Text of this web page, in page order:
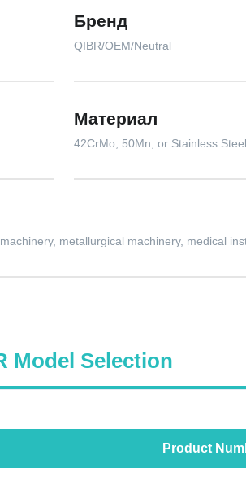
Бренд
QIBR/OEM/Neutral
Материал
42CrMo, 50Mn, or Stainless Steel
metallurgical machinery, medical
Model Selection
Product